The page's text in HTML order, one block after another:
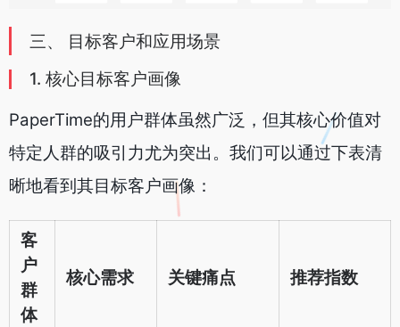
三、 目标客户和应用场景
1. 核心目标客户画像
PaperTime的用户群体虽然广泛，但其核心价值对
特定人群的吸引力尤为突出。我们可以通过下表清
晰地看到其目标客户画像：
客
户
群
体
核心需求 关键痛点 推荐指数